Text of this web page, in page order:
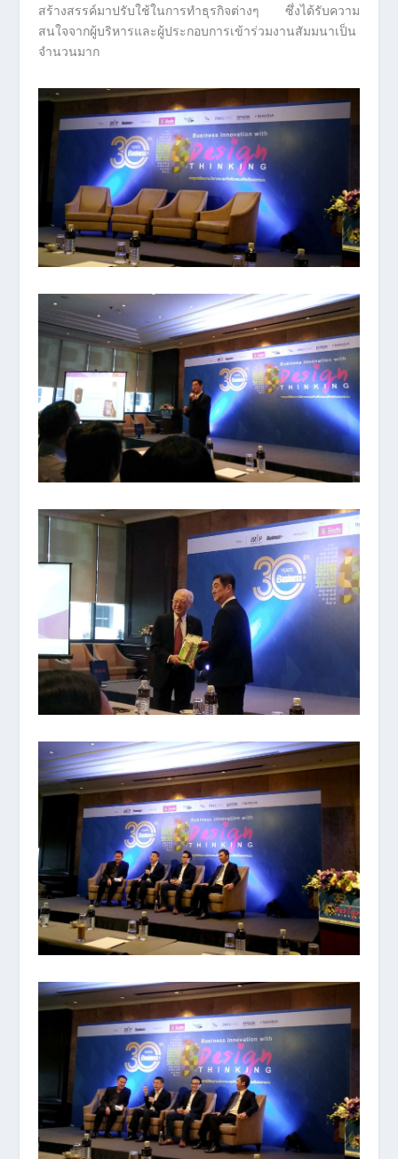
สร้างสรรค์มาปรับใช้ในการทำธุรกิจต่างๆ ซึ่งได้รับความ
สนใจจากผู้บริหารและผู้ประกอบการเข้าร่วมงานสัมมนาเป็น
จำนวนมาก